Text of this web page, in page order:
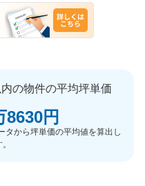
の物件の平均坪単価
8630円
から坪単価の平均値を算出し